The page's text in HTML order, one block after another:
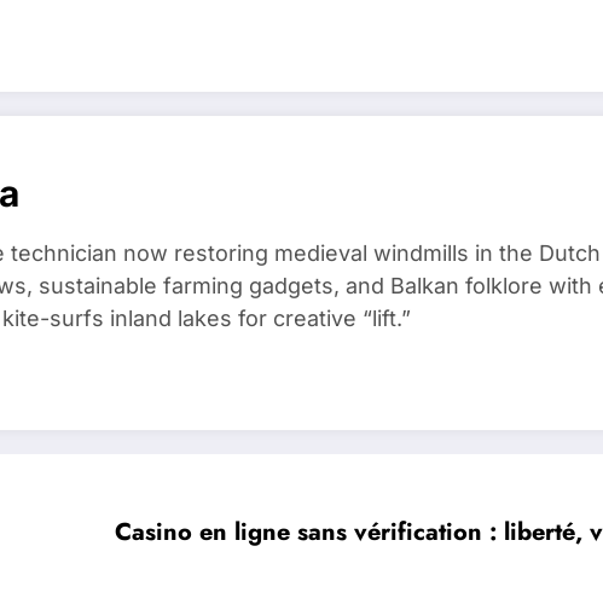
technician now restoring medieval windmills in the
sustainable farming gadgets, and Balkan folklore with
surfs inland lakes for creative “lift.”
Casino en ligne sans vérification : liberté,